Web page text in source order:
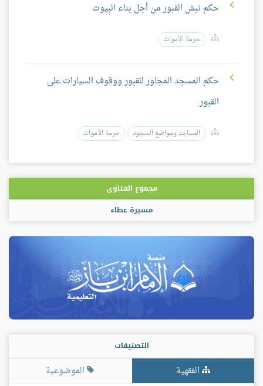
حكم نبش القبور من أجل بناء البيوت
حرمة الأموات
حكم المسجد المجاور للقبور ووقوف السيارات على
القبور
المساجد ومواضع السجود حرمة الأموات
مجموع الفتاوى
مسيرة عطاء
التصنيفات
الفقهية
الموضوعية